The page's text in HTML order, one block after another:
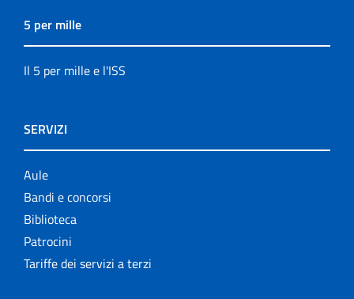
5 per mille
Il 5 per mille e l'ISS
SERVIZI
Aule
Bandi e concorsi
Biblioteca
Patrocini
Tariffe dei servizi a terzi